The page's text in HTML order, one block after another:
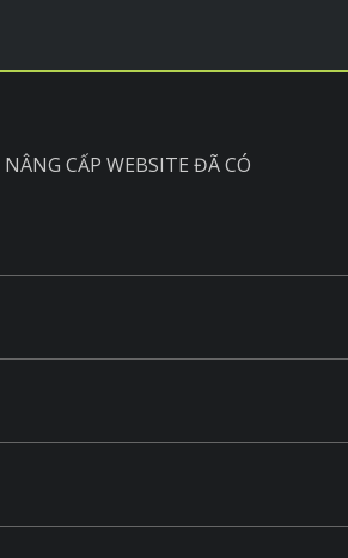
NÂNG CẤP WEBSITE ĐÃ CÓ